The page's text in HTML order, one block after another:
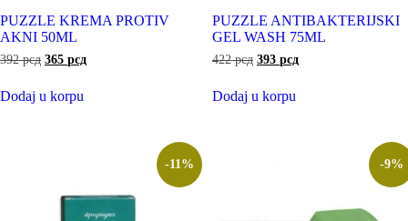
PUZZLE KREMA PROTIV
AKNI 50ML
392рсд 365 рсд
Dodaj u korpu
PUZZLE ANTIBAKTERIJSKI
GEL WASH 75ML
422рсд 393 рсд
Dodaj u korpu
-11% -9%